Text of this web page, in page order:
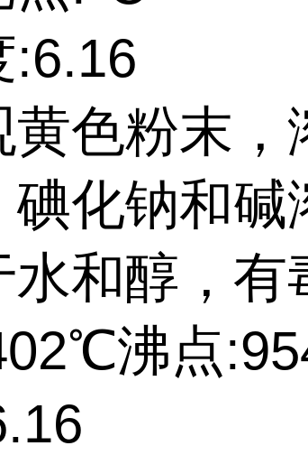
:6.16
黄色粉末，
碘化钠和碱
水和醇，有
沸点